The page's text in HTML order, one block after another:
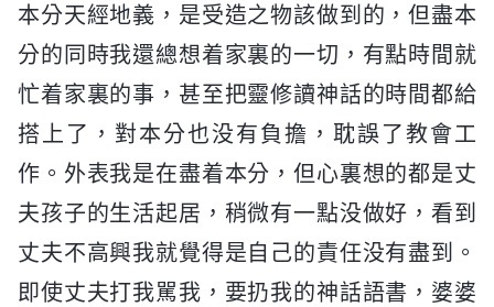
本分天經地義，是受造之物該做到的，但盡本
分的同時我還總想着家裏的一切，有點時間就
忙着家裏的事，甚至把靈修讀神話的時間都給
搭上了，對本分也没有負擔，耽誤了教會工
作。外表我是在盡着本分，但心裏想的都是丈
夫孩子的生活起居，稍微有一點没做好，看到
丈夫不高興我就覺得是自己的責任没有盡到。
即使丈夫打我駡我，要扔我的神話語書，婆婆